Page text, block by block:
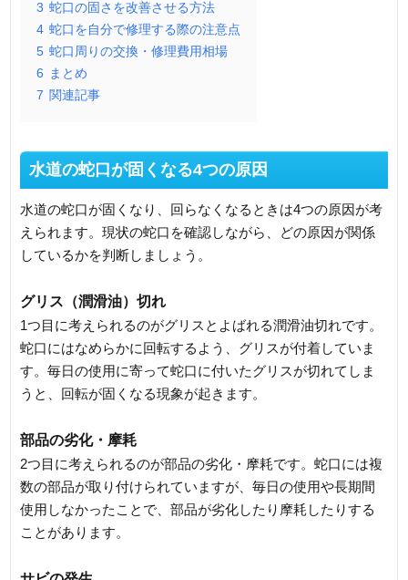
3 蛇口の固さを改善させる方法
4 蛇口を自分で修理する際の注意点
5 蛇口周りの交換・修理費用相場
6 まとめ
7 関連記事
水道の蛇口が固くなる4つの原因
水道の蛇口が固くなり、回らなくなるときは4つの原因が考
えられます。現状の蛇口を確認しながら、どの原因が関係
しているかを判断しましょう。
グリス（潤滑油）切れ
1つ目に考えられるのがグリスとよばれる潤滑油切れです。
蛇口にはなめらかに回転するよう、グリスが付着していま
す。毎日の使用に寄って蛇口に付いたグリスが切れてしま
うと、回転が固くなる現象が起きます。
部品の劣化・摩耗
2つ目に考えられるのが部品の劣化・摩耗です。蛇口には複
数の部品が取り付けられていますが、毎日の使用や長期間
使用しなかったことで、部品が劣化したり摩耗したりする
ことがあります。